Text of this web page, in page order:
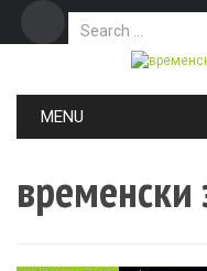
Search for:
MENU
временски